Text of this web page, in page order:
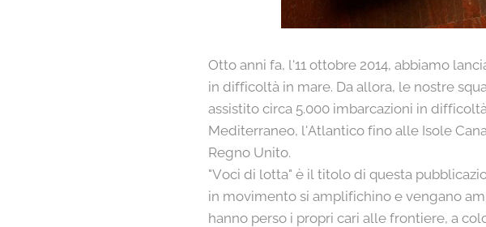
Otto anni fa, l'11 ottobre 2014, abbiamo
in difficoltà in mare. Da allora, le nostre
assistito circa 5.000 imbarcazioni in
Mediterraneo, l'Atlantico fino alle Isole
Regno Unito.
"Voci di lotta" è il titolo di questa
in movimento si amplifichino e vengano
hanno perso i propri cari alle frontiere, a